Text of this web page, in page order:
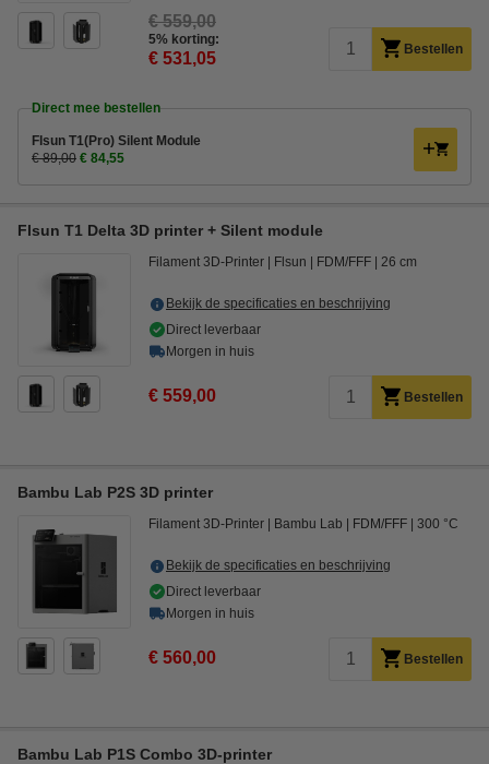
€ 559,00
5% korting:
€ 531,05 Bestellen
Direct mee bestellen
Flsun T1(Pro) Silent Module
€ 89,00 € 84,55
Flsun T1 Delta 3D printer + Silent module
Filament 3D-Printer Flsun FDM/FFF 26 cm
Bekijk de specificaties en beschrijving
Direct leverbaar
Morgen in huis
€ 559,00 Bestellen
Bambu Lab P2S 3D printer
Filament 3D-Printer Bambu Lab FDM/FFF 300 °C
Bekijk de specificaties en beschrijving
Direct leverbaar
Morgen in huis
€ 560,00 Bestellen
Bambu Lab P1S Combo 3D-printer